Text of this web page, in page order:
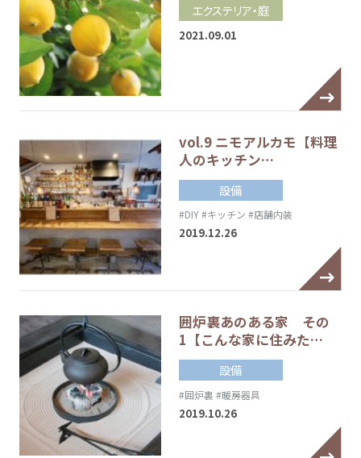
エクステリア・庭
2021.09.01
vol.9 ニモアルカモ【料理
人のキッチン…
設備
#DIY#キッチン #店舗内装
2019.12.26
囲炉裏あのある家 その
1【こんな家に住みた…
設備
#囲炉裏 #暖房器具
2019.10.26